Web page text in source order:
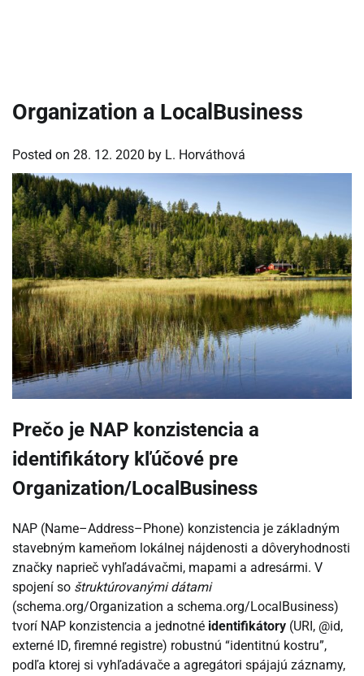
Organization a LocalBusiness
Posted on 28. 12. 2020 by L. Horváthová
Prečo je NAP konzistencia a
identifikátory kľúčové pre
Organization/LocalBusiness
NAP (Name–Address–Phone) konzistencia je základným
stavebným kameňom lokálnej nájdenosti a dôveryhodnosti
značky naprieč vyhľadávačmi, mapami a adresármi. V
spojení so štruktúrovanými dátami
(schema.org/Organization a schema.org/LocalBusiness)
tvorí NAP konzistencia a jednotné identifikátory (URI, @id,
externé ID, firemné registre) robustnú “identitnú kostru”,
podľa ktorej si vyhľadávače a agregátori spájajú záznamy,